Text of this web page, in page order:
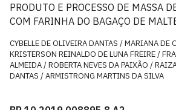
PRODUTO E PROCESSO DE MASSA
COM FARINHA DO BAGAÇO DE
CYBELLE DE OLIVEIRA DANTAS / MARIANA DE
KRISTERSON REINALDO DE LUNA FREIRE /
ALMEIDA / ROBERTA NEVES DA PAIXÃO /
DANTAS / ARMISTRONG MARTINS DA SILVA